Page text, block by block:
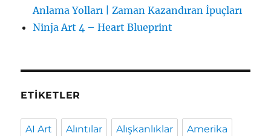
Anlama Yolları | Zaman Kazandıran İpuçları
Ninja Art 4 – Heart Blueprint
ETIKETLER
AI Art Alıntılar Alışkanlıklar Amerika